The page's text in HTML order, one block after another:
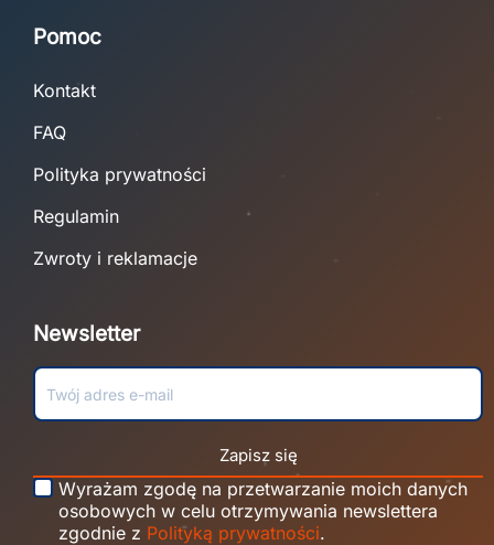
Pomoc
Kontakt
FAQ
Polityka prywatności
Regulamin
Zwroty i reklamacje
Newsletter
Zapisz się
Wyrażam zgodę na przetwarzanie moich danych
osobowych w celu otrzymywania newslettera
zgodnie z Polityką prywatności.